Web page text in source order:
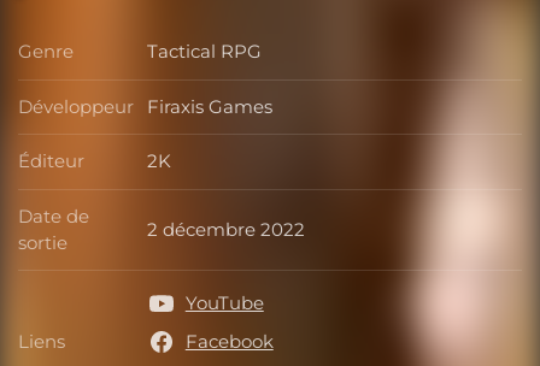
Genre Genre
Tactical RPG
Développeur Développeur
Firaxis Games
Éditeur Éditeur
2K
Date de
sortie
Date de sortie
2 décembre 2022
Liens Liens
YouTube
Facebook